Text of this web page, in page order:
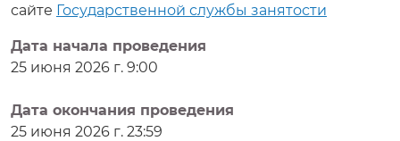
сайте Государственной службы занятости
Дата начала проведения
25 июня 2026 г. 9:00
Дата окончания проведения
25 июня 2026 г. 23:59